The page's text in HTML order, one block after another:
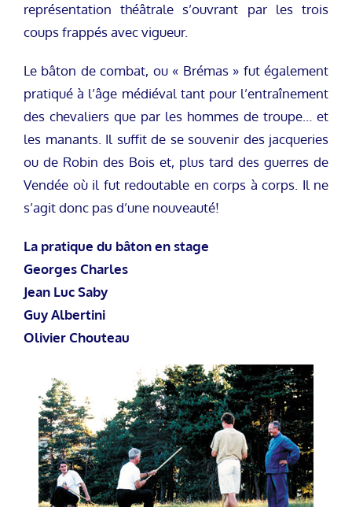
représentation théâtrale s’ouvrant par les trois
coups frappés avec vigueur.
Le bâton de combat, ou « Brémas » fut également
pratiqué à l’âge médiéval tant pour l’entraînement
des chevaliers que par les hommes de troupe… et
les manants. Il suffit de se souvenir des jacqueries
ou de Robin des Bois et, plus tard des guerres de
Vendée où il fut redoutable en corps à corps. Il ne
s’agit donc pas d’une nouveauté!
La pratique du bâton en stage
Georges Charles
Jean Luc Saby
Guy Albertini
Olivier Chouteau